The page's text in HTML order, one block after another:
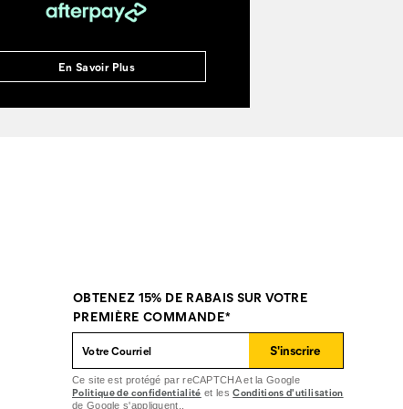
En Savoir Plus
OBTENEZ 15% DE RABAIS SUR VOTRE
PREMIÈRE COMMANDE*
S'inscrire
Ce site est protégé par reCAPTCHA et la Google
Politique de confidentialité et lesConditions d'utilisation
de Google s'appliquent..